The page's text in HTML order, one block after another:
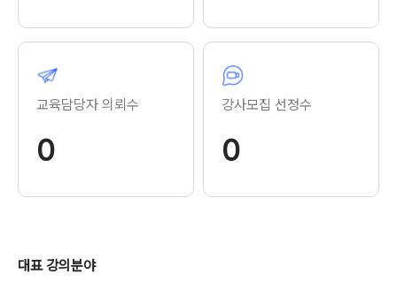
교육담당자 의뢰수
0
강사모집 선정수
0
대표 강의분야